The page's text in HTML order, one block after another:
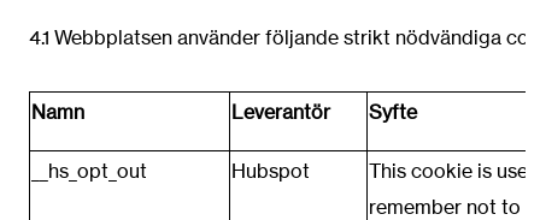
4.1 Webbplatsen använder följande strikt nödvändiga
Namn Leverantör Syfte
__hs_opt_out Hubspot
This cookie is
remember not to